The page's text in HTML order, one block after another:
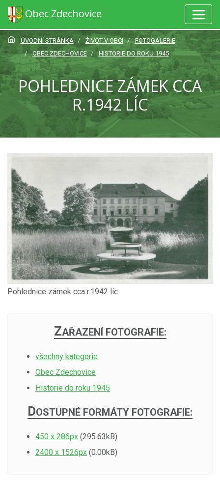
Obec Zdechovice
ÚVODNÍ STRÁNKA ŽIVOT V OBCI
FOTOGALERIE
OBEC ZDECHOVICE
HISTORIE DO ROKU 1945
POHLEDNICE ZÁMEK CCA
R.1942 LÍC
Pohlednice zámek cca r.1942 líc
ZAŘAZENÍ FOTOGRAFIE:
všechny kategorie
Obec Zdechovice
Historie do roku 1945
DOSTUPNÉ FORMÁTY FOTOGRAFIE:
450 x 286px (295.63kB)
2400 x 1526px (0.00kB)